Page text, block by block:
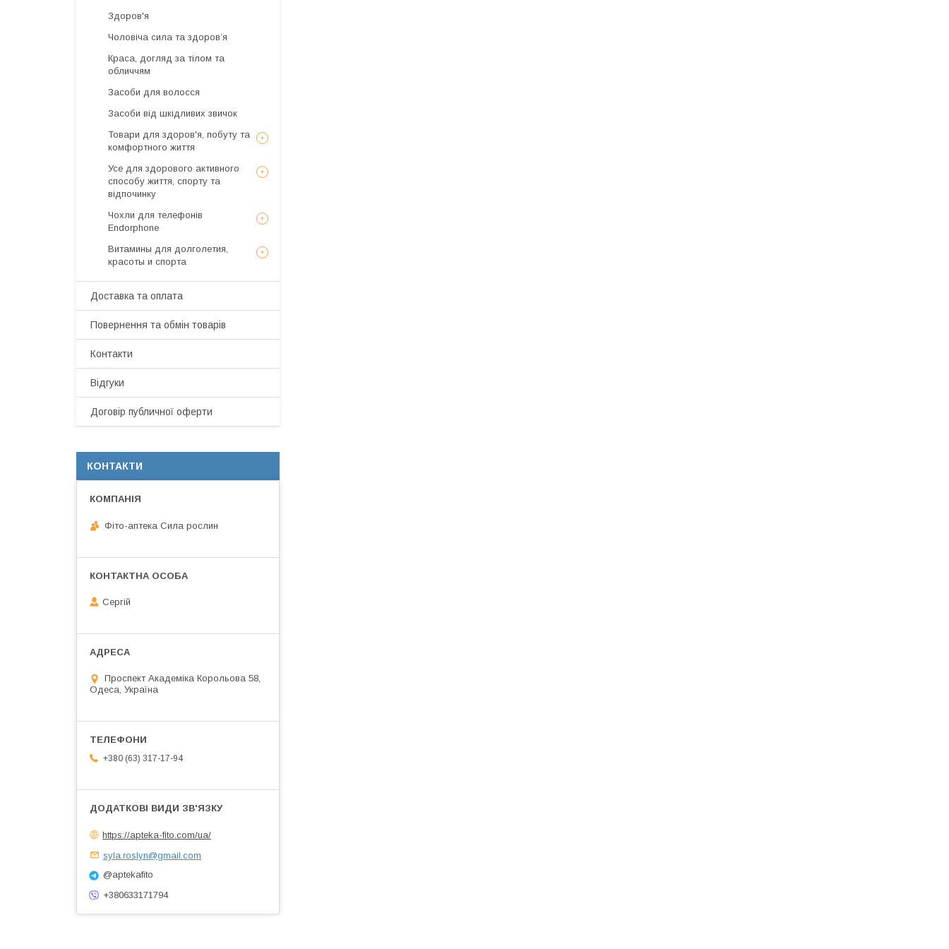
Здоров'я
Чоловіча сила та здоров’я
Краса, догляд за тілом та
обличчям
Засоби для волосся
Засоби від шкідливих звичок
Товари для здоров'я, побуту та
комфортного життя
Усе для здорового активного
способу життя, спорту та
відпочинку
Чохли для телефонів
Endorphone
Витамины для долголетия,
красоты и спорта
Доставка та оплата
Повернення та обмін товарів
Контакти
Відгуки
Договір публичної оферти
КОНТАКТИ
Фіто-аптека Сила рослин
Сергій
Проспект Академіка Корольова 58,
Одеса, Україна
+380 (63) 317-17-94
https://apteka-fito.com/ua/
syla.roslyn@gmail.com
@aptekafito
+380633171794